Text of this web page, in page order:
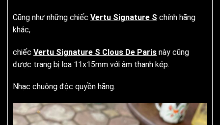
Cũng như những chiếc Vertu Signature S chính hãng
khác,
chiếc Vertu Signature S Clous De Paris này cũng
được trang bị loa 11x15mm với âm thanh kép.
Nhạc chuông độc quyền hãng.